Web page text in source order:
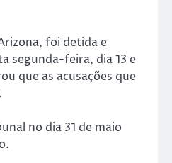
foi detida e
segunda-feira, dia 13 e
que as acusações que
no dia 31 de maio